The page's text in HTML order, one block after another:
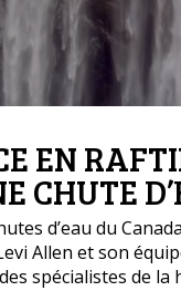
EN
CHUTE
d’eau du
Allen et son
spécialistes de